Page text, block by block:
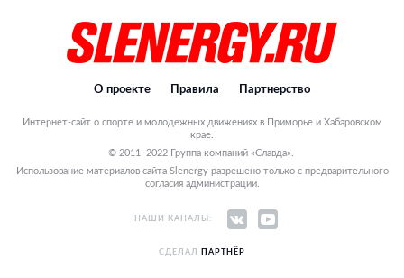
О проекте Правила Партнерство
Интернет-сайт о спорте и молодежных движениях в Приморье и Хабаровском
крае.
© 2011–2022 Группа компаний «Славда».
Использование материалов сайта Slenergy разрешено только с предварительного
согласия администрации.
НАШИ КАНАЛЫ:
СДЕЛАЛ ПАРТНЁР